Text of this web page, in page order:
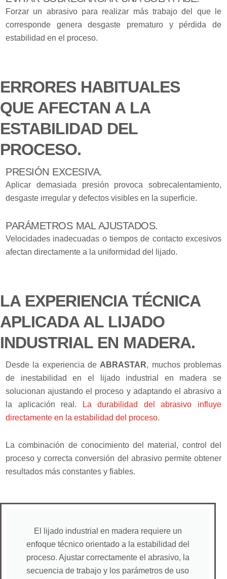
Forzar un abrasivo para realizar más trabajo del que le
corresponde genera desgaste prematuro y pérdida de
estabilidad en el proceso.
ERRORES HABITUALES
QUE AFECTAN A LA
ESTABILIDAD DEL
PROCESO.
PRESIÓN EXCESIVA.
Aplicar demasiada presión provoca sobrecalentamiento,
desgaste irregular y defectos visibles en la superficie.
PARÁMETROS MAL AJUSTADOS.
Velocidades inadecuadas o tiempos de contacto excesivos
afectan directamente a la uniformidad del lijado.
LA EXPERIENCIA TÉCNICA
APLICADA AL LIJADO
INDUSTRIAL EN MADERA.
Desde la experiencia de ABRASTAR, muchos problemas
de inestabilidad en el lijado industrial en madera se
solucionan ajustando el proceso y adaptando el abrasivo a
la aplicación real.
La durabilidad del abrasivo influye
directamente en la estabilidad del proceso.
La combinación de conocimiento del material, control del
proceso y correcta conversión del abrasivo permite obtener
resultados más constantes y fiables.
El lijado industrial en madera requiere un
enfoque técnico orientado a la estabilidad del
proceso. Ajustar correctamente el abrasivo, la
secuencia de trabajo y los parámetros de uso